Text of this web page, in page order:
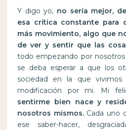
Y digo yo, no sería mejor,
esa crítica constante para
más movimiento, algo que
de ver y sentir que las
todo empezando por
se deba esperar a que los
sociedad en la que
modificación por mi. Mi
sentirme bien nace y
nosotros mismos.Cada uno
ese saber-hacer,